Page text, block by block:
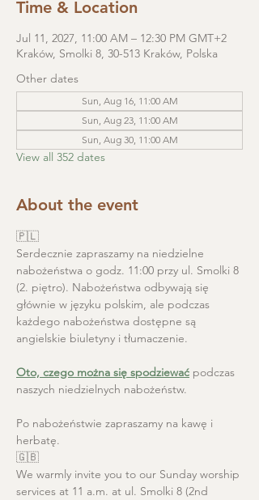
Time & Location
Jul 11, 2027, 11:00 AM – 12:30 PM GMT+2
Kraków, Smolki 8, 30-513 Kraków, Polska
Other dates
Sun, Aug 16, 11:00 AM
Sun, Aug 23, 11:00 AM
Sun, Aug 30, 11:00 AM
View all 352 dates
About the event
🇵🇱
Serdecznie zapraszamy na niedzielne
nabożeństwa o godz. 11:00 przy ul. Smolki 8
(2. piętro). Nabożeństwa odbywają się
głównie w języku polskim, ale podczas
każdego nabożeństwa dostępne są
angielskie biuletyny i tłumaczenie.
Oto, czego można się spodziewać podczas
naszych niedzielnych nabożeństw.
Po nabożeństwie zapraszamy na kawę i
herbatę.
🇬🇧
We warmly invite you to our Sunday worship
services at 11 a.m. at ul. Smolki 8 (2nd